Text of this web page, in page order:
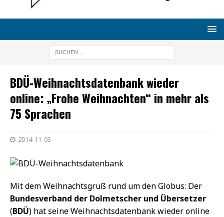
BDÜ-Weihnachtsdatenbank wieder
online: „Frohe Weihnachten“ in mehr als
75 Sprachen
2014-11-03
Mit dem Weihnachtsgruß rund um den Globus: Der
Bundesverband der Dolmetscher und Übersetzer
(BDÜ) hat seine Weihnachtsdatenbank wieder online